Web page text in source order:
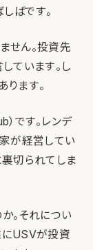
ばです。
せん。投資先
ています。し
ります。
）です。レンデ
家が経営してい
裏切られてしま
。それについ
にUSVが投資